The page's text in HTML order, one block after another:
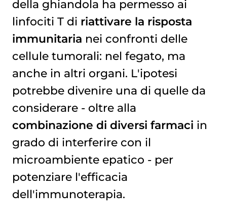
della ghiandola ha permesso ai
linfociti T di riattivare la risposta
immunitaria nei confronti delle
cellule tumorali: nel fegato, ma
anche in altri organi. L'ipotesi
potrebbe divenire una di quelle da
considerare - oltre alla
combinazione di diversi farmaci in
grado di interferire con il
microambiente epatico - per
potenziare l'efficacia
dell'immunoterapia.